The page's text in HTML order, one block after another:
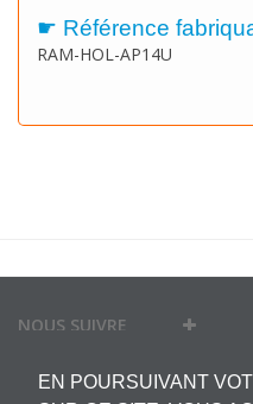
EN POURSUIVANT
☛ Référence
RAM-HOL-AP14U
NOUS SUIVRE
MON COMPTE